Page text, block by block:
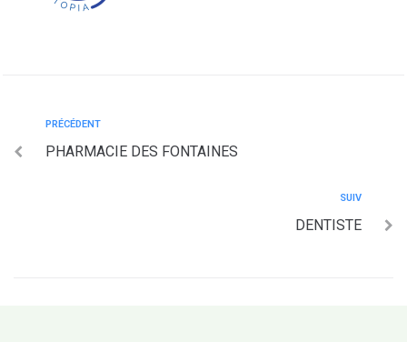
PRÉCÉDENT
PHARMACIE DES FONTAINES
SUIV
DENTISTE